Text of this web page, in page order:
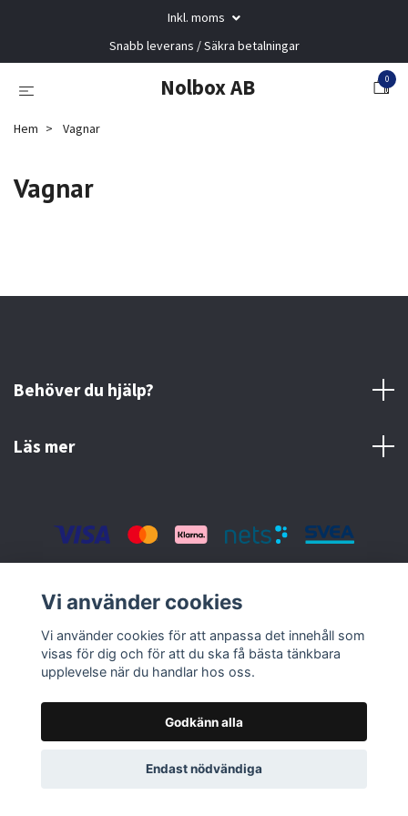
Inkl. moms
Snabb leverans / Säkra betalningar
Nolbox AB 0
Hem Vagnar
Vagnar
Behöver du hjälp?
Läs mer
Vi använder cookies
Vi använder cookies för att anpassa det innehåll som
visas för dig och för att du ska få bästa tänkbara
upplevelse när du handlar hos oss.
Godkänn alla
Endast nödvändiga